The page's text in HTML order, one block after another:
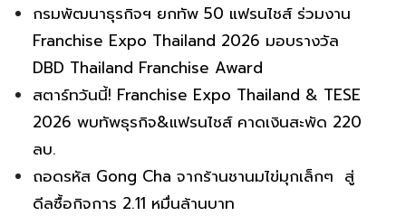
กรมพัฒนาธุรกิจฯ ยกทัพ 50 แฟรนไชส์ ร่วมงาน
Franchise Expo Thailand 2026 มอบรางวัล
DBD Thailand Franchise Award
สตาร์ทวันนี้! Franchise Expo Thailand & TESE
2026 พบทัพธุรกิจ&แฟรนไชส์ คาดเงินสะพัด 220
ลบ.
ถอดรหัส Gong Cha จากร้านชานมไข่มุกเล็กๆ สู่
ดีลซื้อกิจการ 2.11 หมื่นล้านบาท